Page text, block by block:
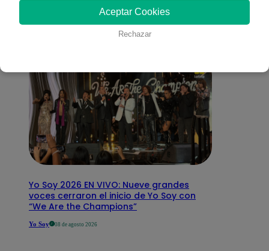
interesar
Yo Soy 2026 EN VIVO: Nueve grandes
voces cerraron el inicio de Yo Soy con
“We Are the Champions”
Yo Soy 08 de agosto 2026
Aceptar Cookies
Rechazar